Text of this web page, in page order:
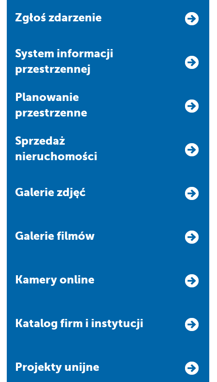
Zgłoś zdarzenie
system informacji
przestrzennej
Planowanie
przestrzenne
Sprzedaż
nieruchomości
Galerie zdjęć
Galerie filmów
Kamery online
Katalog firm i instytucji
Projekty unijne